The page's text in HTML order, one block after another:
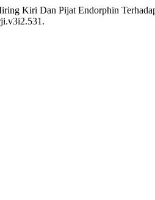
Kiri Dan Pijat Endorphin